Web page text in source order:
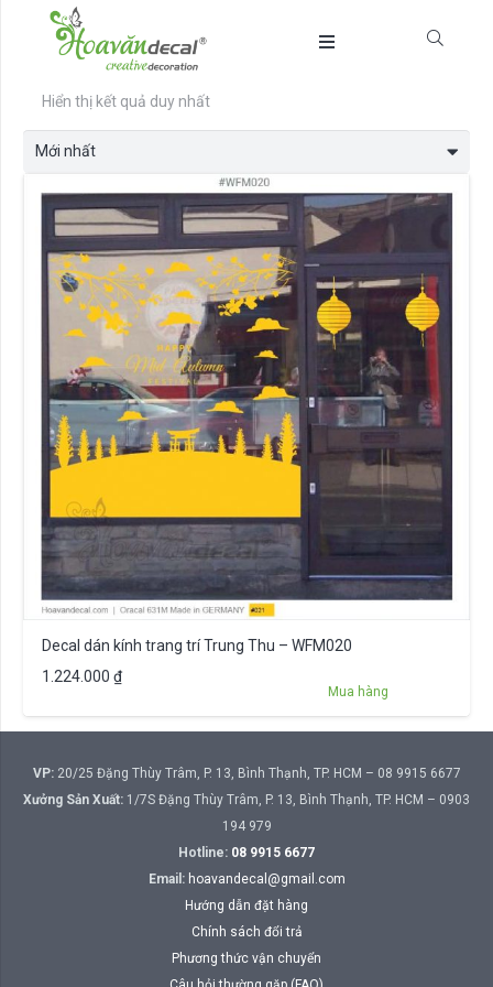
Hiển thị kết quả duy nhất
Decal dán kính trang trí Trung Thu – WFM020
1.224.000 ₫
Mua hàng
VP:20/25 Đặng Thùy Trâm, P. 13, Bình Thạnh, TP. HCM – 08 9915 6677
Xưởng Sản Xuất: 1/7S Đặng Thùy Trâm, P. 13, Bình Thạnh, TP. HCM – 0903
194 979
Hotline: 08 9915 6677
Email: hoavandecal@gmail.com
Hướng dẫn đặt hàng
Chính sách đổi trả
Phương thức vận chuyển